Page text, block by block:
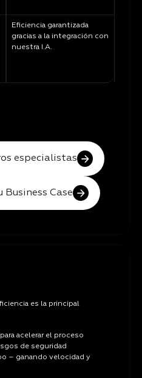
Eficiencia garantizada
gracias a la integración con
nuestra I.A.
especialistas
Business Case
es la principal
acelerar el proceso
de seguridad
– ganando velocidad y